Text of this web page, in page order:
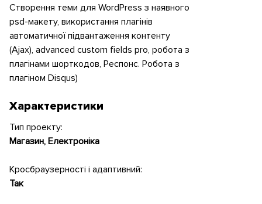
Створення теми для WordPress з наявного
psd-макету, використання плагінів
автоматичної підвантаження контенту
(Ajax), advanced custom fields pro, робота з
плагінами шорткодов, Респонс. Робота з
плагіном Disqus)
Характеристики
Тип проекту:
Магазин, Електроніка
Кросбраузерності і адаптивний:
Так